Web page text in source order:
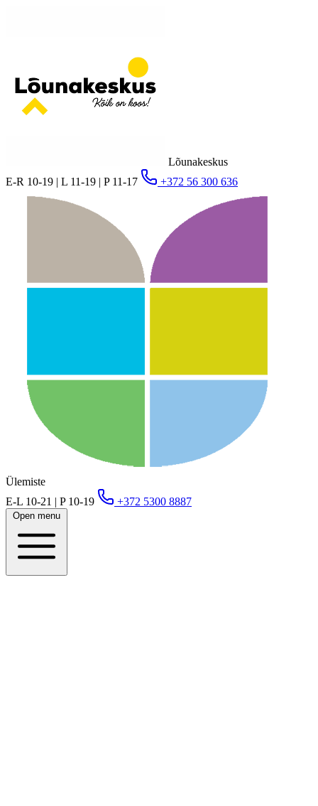
Lõunakeskus
E-R 10-19 | L 11-19 | P 11-17
+372 56 300 636
Ülemiste
E-L 10-21 | P 10-19
+372 5300 8887
Open menu